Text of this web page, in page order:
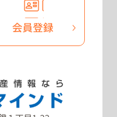
会員登録